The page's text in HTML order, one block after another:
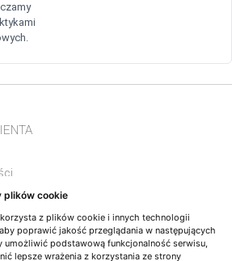
plików cookie
z plików cookie i innych technologii
poprawić jakość przeglądania w następujących
umożliwić podstawową funkcjonalność serwisu,
lepsze wrażenia z korzystania ze strony
NL ES IT FR RO PT